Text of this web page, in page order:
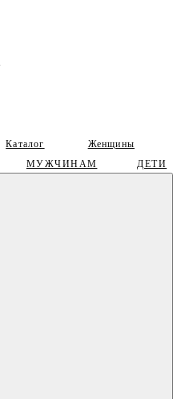
МУЖЧИНАМ ДЕТИ
Каталог Женщины